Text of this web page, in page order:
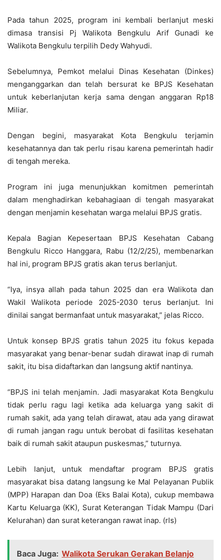
Pada tahun 2025, program ini kembali berlanjut meski
dimasa transisi Pj Walikota Bengkulu Arif Gunadi ke
Walikota Bengkulu terpilih Dedy Wahyudi.
Sebelumnya, Pemkot melalui Dinas Kesehatan (Dinkes)
menganggarkan dan telah bersurat ke BPJS Kesehatan
untuk keberlanjutan kerja sama dengan anggaran Rp18
Miliar.
Dengan begini, masyarakat Kota Bengkulu terjamin
kesehatannya dan tak perlu risau karena pemerintah hadir
di tengah mereka.
Program ini juga menunjukkan komitmen pemerintah
dalam menghadirkan kebahagiaan di tengah masyarakat
dengan menjamin kesehatan warga melalui BPJS gratis.
Kepala Bagian Kepesertaan BPJS Kesehatan Cabang
Bengkulu Ricco Hanggara, Rabu (12/2/25), membenarkan
hal ini, program BPJS gratis akan terus berlanjut.
“Iya, insya allah pada tahun 2025 dan era Walikota dan
Wakil Walikota periode 2025-2030 terus berlanjut. Ini
dinilai sangat bermanfaat untuk masyarakat,” jelas Ricco.
Untuk konsep BPJS gratis tahun 2025 itu fokus kepada
masyarakat yang benar-benar sudah dirawat inap di rumah
sakit, itu bisa didaftarkan dan langsung aktif nantinya.
“BPJS ini telah menjamin. Jadi masyarakat Kota Bengkulu
tidak perlu ragu lagi ketika ada keluarga yang sakit di
rumah sakit, ada yang telah dirawat, atau ada yang dirawat
di rumah jangan ragu untuk berobat di fasilitas kesehatan
baik di rumah sakit ataupun puskesmas,” tuturnya.
Lebih lanjut, untuk mendaftar program BPJS gratis
masyarakat bisa datang langsung ke Mal Pelayanan Publik
(MPP) Harapan dan Doa (Eks Balai Kota), cukup membawa
Kartu Keluarga (KK), Surat Keterangan Tidak Mampu (Dari
Kelurahan) dan surat keterangan rawat inap. (rls)
Baca Juga: Walikota Serukan Gerakan Belanjo